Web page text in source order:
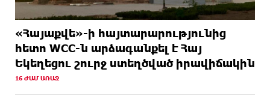
«Հայաքվե»-ի հայտարարությունից
հետո WCC-ն արձագանքել է Հայ
Եկեղեցու շուրջ ստեղծված իրավիճակին
16 ԺԱՄ ԱՌԱՋ